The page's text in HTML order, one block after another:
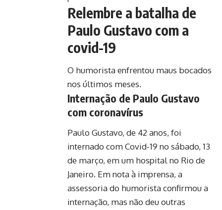
Relembre a batalha de
Paulo Gustavo com a
covid-19
O humorista enfrentou maus bocados
nos últimos meses.
Internação de Paulo Gustavo
com coronavírus
Paulo Gustavo, de 42 anos, foi
internado com Covid-19 no sábado, 13
de março, em um hospital no Rio de
Janeiro. Em nota à imprensa, a
assessoria do humorista confirmou a
internação, mas não deu outras